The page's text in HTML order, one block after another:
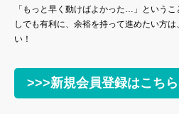
「もっと早く動けばよかった…」という
しでも有利に、余裕を持って進めたい方
い！
>>>新規会員登録はこちら